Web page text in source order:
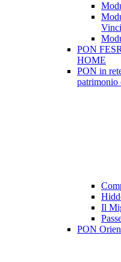
Vinci
PON
HOME
PON in
patrimonio
Il
PON